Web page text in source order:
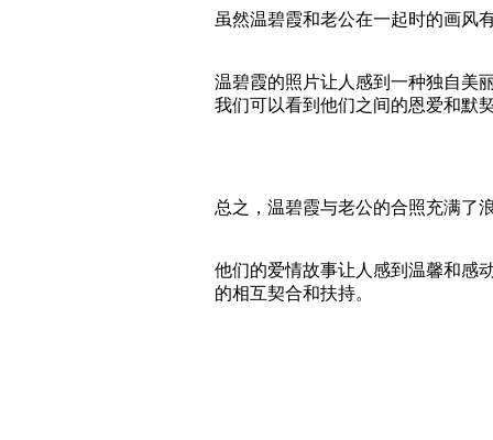
虽然温碧霞和老公在一起时的画风
温碧霞的照片让人感到一种独自美
我们可以看到他们之间的恩爱和默
总之，温碧霞与老公的合照充满了
他们的爱情故事让人感到温馨和感
的相互契合和扶持。